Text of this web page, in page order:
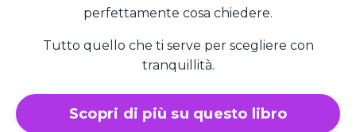
perfettamente cosa chiedere.
Tutto quello che ti serve per scegliere con
tranquillità.
Scopri di più su questo libro